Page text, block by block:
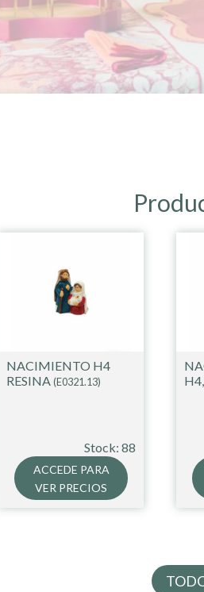
NACIMIENTO H4
RESINA(E0321.13)
Stock: 88
ACCEDE PARA
VER PRECIOS